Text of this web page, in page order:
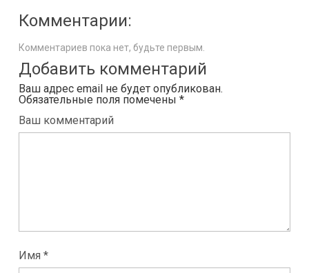
Комментарии:
Комментариев пока нет, будьте первым.
Добавить комментарий
Ваш адрес email не будет опубликован.
Обязательные поля помечены *
Ваш комментарий
Имя *